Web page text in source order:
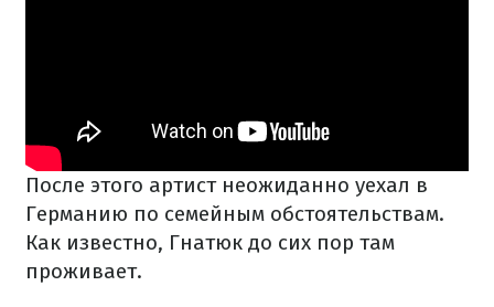
После этого артист неожиданно уехал в
Германию по семейным обстоятельствам.
Как известно, Гнатюк до сих пор там
проживает.